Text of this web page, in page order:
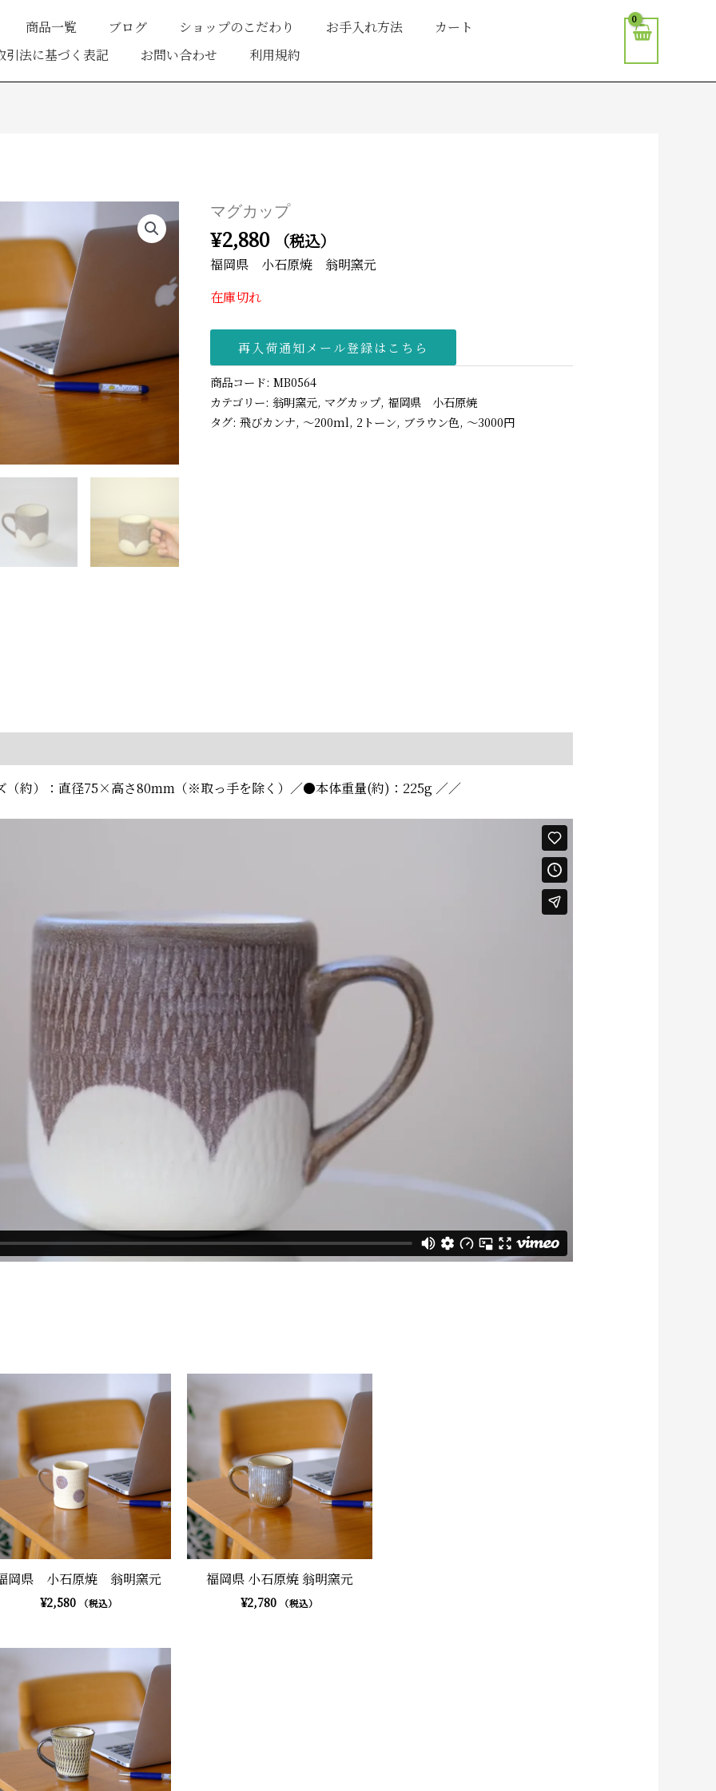
商品一覧 ブログ ショップのこだわり お手入れ方法
カート
引法に基づく表記
お問い合わせ 利用規約
マグカップ
¥2,880 （税込）
福岡県 小石原焼 翁明窯元
在庫切れ
再入荷通知メール登録はこちら
商品コード:MB0564
カテゴリー:翁明窯元, マグカップ,福岡県 小石原焼
タグ:飛びカンナ, 〜200ml, 2トーン, ブラウン色, 〜3000円
約）：直径75×高さ80mm（※取っ手を除く）／●本体重量(約)：225g ／／
岡県 小石原焼 翁明窯元
¥2,580 （税込）
福岡県 小石原焼 翁明窯元
¥2,780 （税込）